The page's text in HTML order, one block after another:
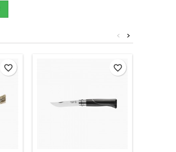
>
<
favorite_border favorite_border